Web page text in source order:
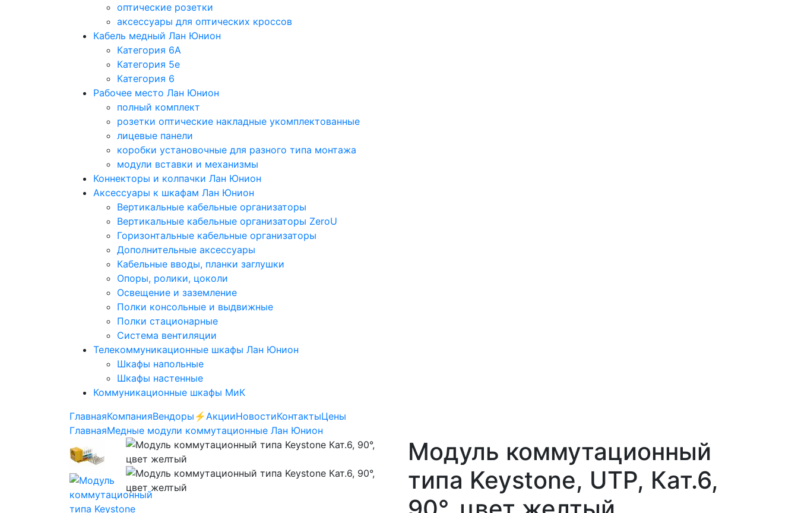
оптические розетки
аксессуары для оптических кроссов
Кабель медный Лан Юнион
Категория 6A
Категория 5e
Категория 6
Рабочее место Лан Юнион
полный комплект
розетки оптические накладные укомплектованные
лицевые панели
коробки установочные для разного типа монтажа
модули вставки и механизмы
Коннекторы и колпачки Лан Юнион
Аксессуары к шкафам Лан Юнион
Вертикальные кабельные организаторы
Вертикальные кабельные организаторы ZeroU
Горизонтальные кабельные организаторы
Дополнительные аксессуары
Кабельные вводы, планки заглушки
Опоры, ролики, цоколи
Освещение и заземление
Полки консольные и выдвижные
Полки стационарные
Система вентиляции
Телекоммуникационные шкафы Лан Юнион
Шкафы напольные
Шкафы настенные
Коммуникационные шкафы МиК
ГлавнаяКомпанияВендоры ⚡️АкцииНовостиКонтактыЦены
ГлавнаяМедные модули коммутационные Лан Юнион
Модуль коммутационный
типа Keystone, UTP, Кат.6,